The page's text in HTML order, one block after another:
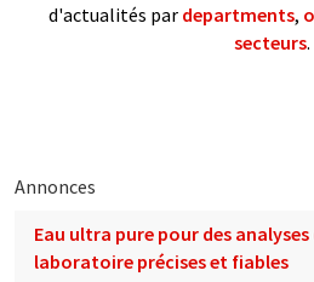
d'actualités par departments,
secteurs.
Annonces
Eau ultra pure pour des analyses
laboratoire précises et fiables